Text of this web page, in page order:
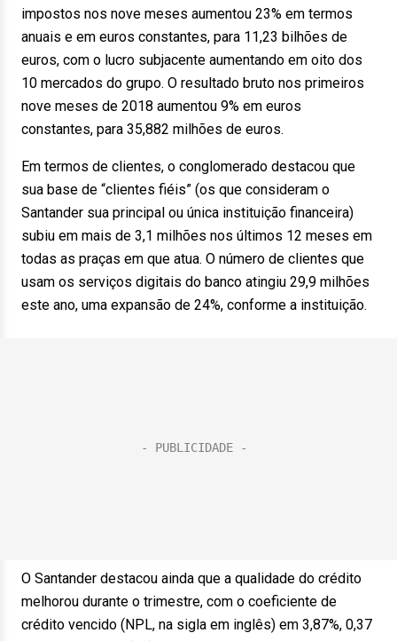
impostos nos nove meses aumentou 23% em termos
anuais e em euros constantes, para 11,23 bilhões de
euros, com o lucro subjacente aumentando em oito dos
10 mercados do grupo. O resultado bruto nos primeiros
nove meses de 2018 aumentou 9% em euros
constantes, para 35,882 milhões de euros.
Em termos de clientes, o conglomerado destacou que
sua base de “clientes fiéis” (os que consideram o
Santander sua principal ou única instituição financeira)
subiu em mais de 3,1 milhões nos últimos 12 meses em
todas as praças em que atua. O número de clientes que
usam os serviços digitais do banco atingiu 29,9 milhões
este ano, uma expansão de 24%, conforme a instituição.
O Santander destacou ainda que a qualidade do crédito
melhorou durante o trimestre, com o coeficiente de
crédito vencido (NPL, na sigla em inglês) em 3,87%, 0,37